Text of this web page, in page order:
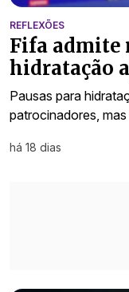
REFLEXÕES
Fifa admite
hidratação
Pausas para
patrocinadores,
há 18 dias